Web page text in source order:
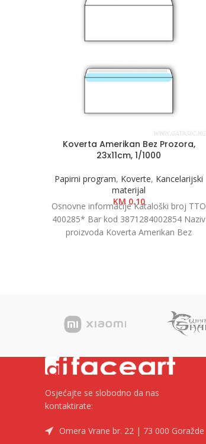
Koverta Amerikan Bez Prozora,
23x11cm, 1/1000
Papirni program, Koverte, Kancelarijski
materijal
KM0.10
Osnovne informacije Kataloški broj TTO
400285* Bar kod 3871284002854 Naziv
proizvoda Koverta Amerikan Bez
Osjećajte se slobodno da nas
kontaktirate:
Omera Vrane br. 22 | 73 000 Goražde